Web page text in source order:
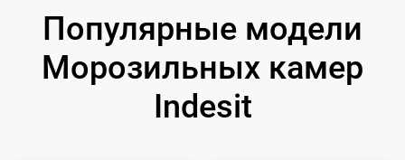
Популярные модели
Морозильных камер
Indesit